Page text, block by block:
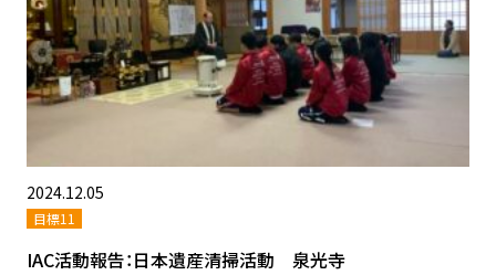
2024.12.05
目標11
IAC活動報告：日本遺産清掃活動 泉光寺